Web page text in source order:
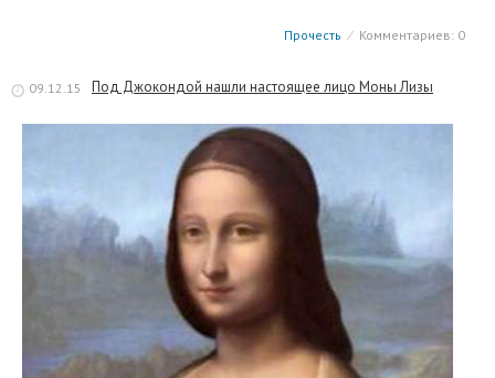
Прочесть ⁄ Комментариев: 0
09.12.15 Под Джокондой нашли настоящее лицо Моны Лизы